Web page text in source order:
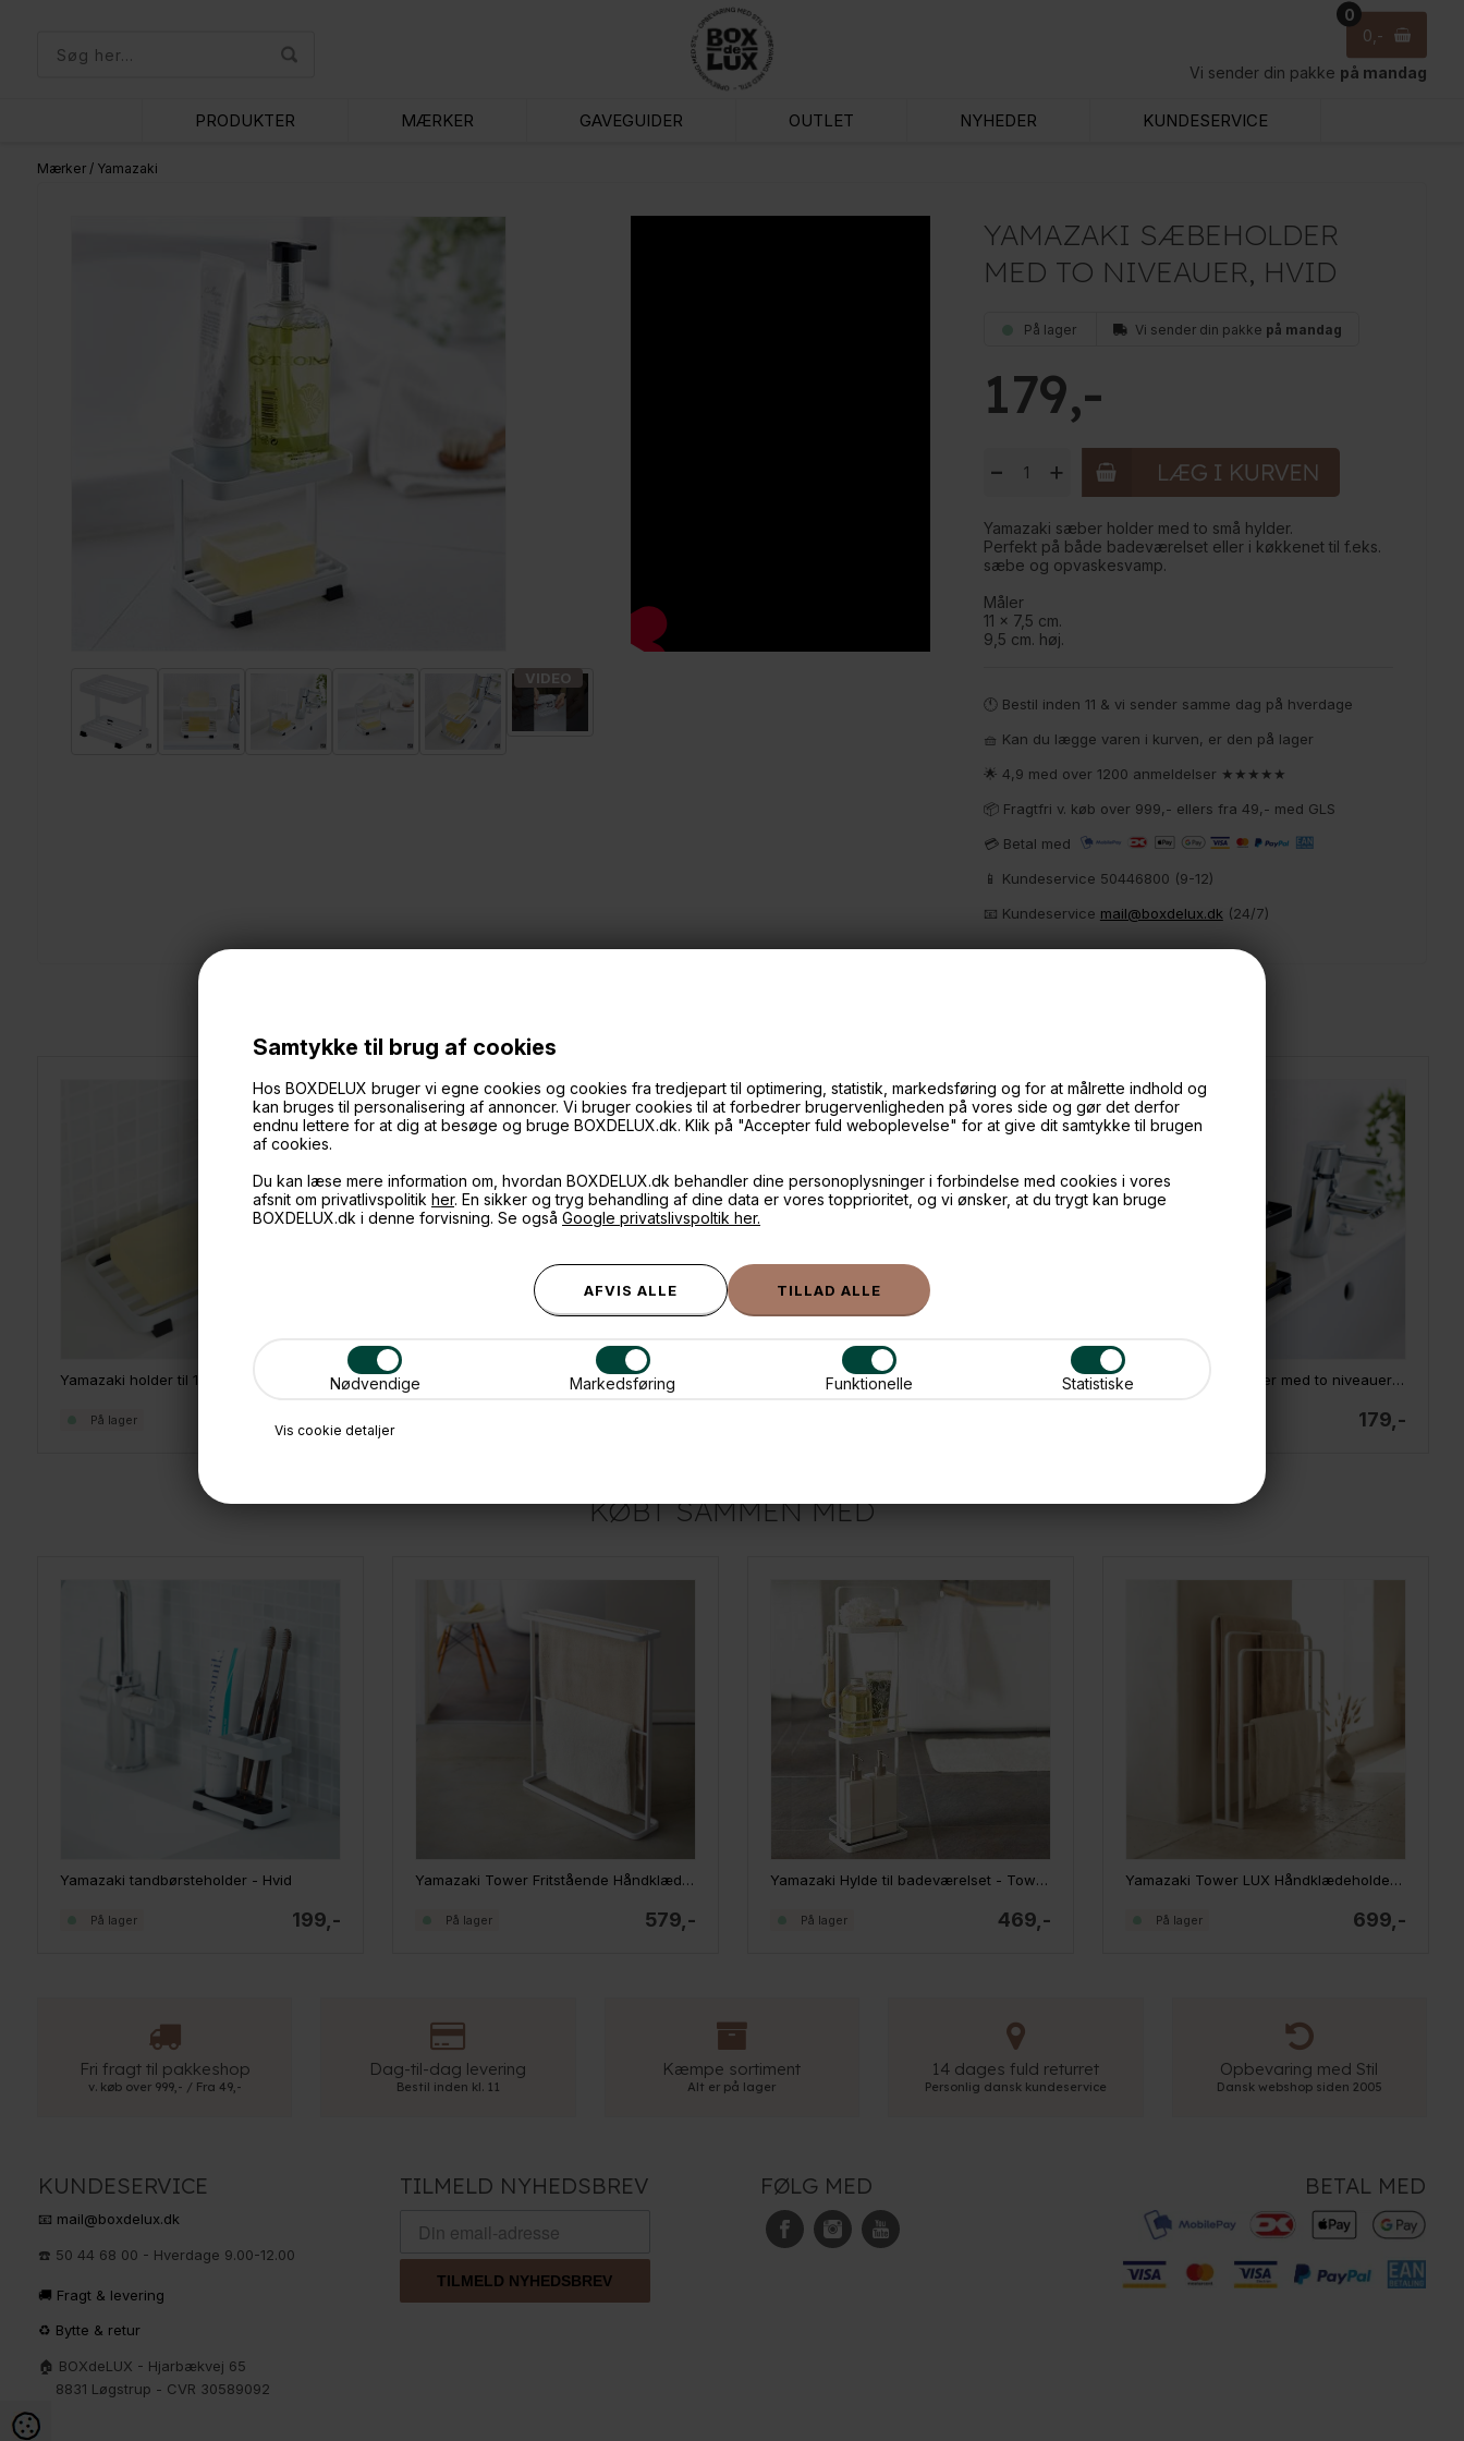
Samtykke til brug af cookies
Hos BOXDELUX bruger vi egne cookies og cookies fra tredjepart til optimering, statistik, markedsføring og for at målrette indhold og
kan bruges til personalisering af annoncer. Vi bruger cookies til at forbedrer brugervenligheden på vores side og gør det derfor
endnu lettere for at dig at besøge og bruge BOXDELUX.dk. Klik på "Accepter fuld weboplevelse" for at give dit samtykke til brugen
af cookies.
Du kan læse mere information om, hvordan BOXDELUX.dk behandler dine personoplysninger i forbindelse med cookies i vores
afsnit om privatlivspolitik her. En sikker og tryg behandling af dine data er vores topprioritet, og vi ønsker, at du trygt kan bruge
BOXDELUX.dk i denne forvisning. Se også Google privatslivspoltik her.
Nødvendige Markedsføring Funktionelle Statistiske
Vis cookie detaljer
0
0
Vi sender din pakke på mandag
PRODUKTER MÆRKER GAVEGUIDER OUTLET NYHEDER KUNDESERVICE
Mærker/ Yamazaki
YAMAZAKI SÆBEHOLDER
MED TO NIVEAUER, HVID
På lager Vi sender din pakke på mandag
179
+
-
Yamazaki sæber holder med to små hylder.
Perfekt på både badeværelset eller i køkkenet til f.eks.
sæbe og opvaskesvamp.
Måler
11 x 7,5 cm.
9,5 cm. høj.
🕚 Bestil inden 11 & vi sender samme dag på hverdage
🧺 Kan du lægge varen i kurven, er den på lager
🌟 4,9 med over 1200 anmeldelser ★★★★★
📦 Fragtfri v. køb over 999,- ellers fra 49,- med GLS
💳 Betal med
📱 Kundeservice 50446800 (9-12)
📧 Kundeservice mail@boxdelux.dk(24/7)
Yamazaki holder til 1 sæbebar - Hvid
129,-
På lager
Yamazaki holder til 1 sæbebar - Sort Yamazaki sæbeholder med to niveauer - Sort
179,-
KØBT SAMMEN MED
Yamazaki tandbørsteholder - Hvid
199,-
På lager
Yamazaki Tower Fritstående Håndklædeholder, HVID
579,-
På lager
Yamazaki Hylde til badeværelset - Tower Rack, hvid
469,-
På lager
Yamazaki Tower LUX Håndklædeholder - HVID
699,-
På lager
Fri fragt til pakkeshop
v. køb over 999,- / Fra 49,-
Dag-til-dag levering
Bestil inden kl. 11
Kæmpe sortiment
Alt er på lager
14 dages fuld returret
Personlig dansk kundeservice
Opbevaring med Stil
Dansk webshop siden 2005
KUNDESERVICE
📧 mail@boxdelux.dk
☎️ 50 44 68 00 - Hverdage 9.00-12.00
🚚 Fragt & levering
♻️ Bytte & retur
🏠 BOXdeLUX - Hjarbækvej 65
8831 Løgstrup - CVR 30589092
TILMELD NYHEDSBREV
TILMELD NYHEDSBREV
FØLG MED BETAL MED